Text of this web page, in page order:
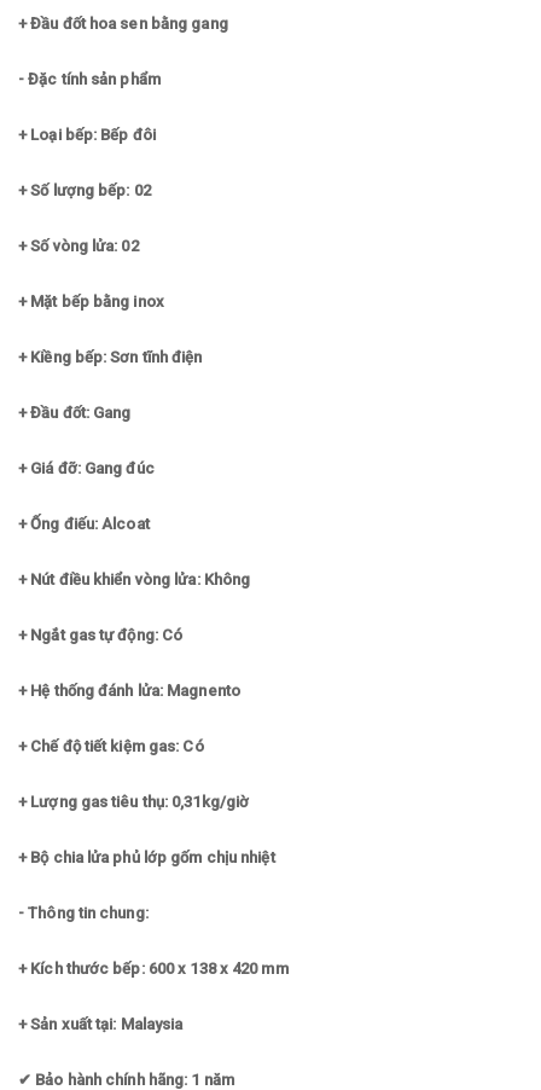
+ Đầu đốt hoa sen bằng gang
- Đặc tính sản phẩm
+ Loại bếp: Bếp đôi
+ Số lượng bếp: 02
+ Số vòng lửa: 02
+ Mặt bếp bằng inox
+ Kiềng bếp: Sơn tĩnh điện
+ Đầu đốt: Gang
+ Giá đỡ: Gang đúc
+ Ống điếu: Alcoat
+ Nút điều khiển vòng lửa: Không
+ Ngắt gas tự động: Có
+ Hệ thống đánh lửa: Magnento
+ Chế độ tiết kiệm gas: Có
+ Lượng gas tiêu thụ: 0,31kg/giờ
+ Bộ chia lửa phủ lớp gốm chịu nhiệt
- Thông tin chung:
+ Kích thước bếp: 600 x 138 x 420 mm
+ Sản xuất tại: Malaysia
✔ Bảo hành chính hãng: 1 năm